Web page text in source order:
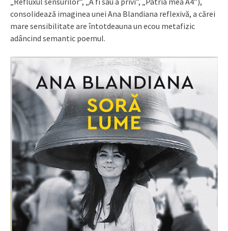
consolidează imaginea unei Ana Blandiana reflexivă, a cărei
mare sensibilitate are întotdeauna un ecou metafizic
adâncind semantic poemul.